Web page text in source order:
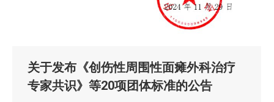
关于发布《创伤性周围性面瘫外科治疗
专家共识》等20项团体标准的公告